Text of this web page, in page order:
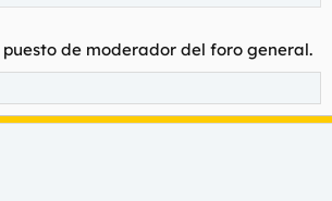
de moderador del foro general.